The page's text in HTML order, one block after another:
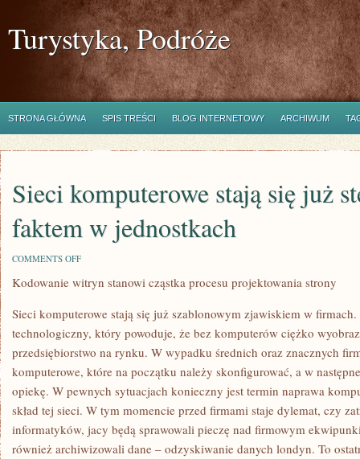
Turystyka, Podróże
STRONA GŁÓWNA SPIS TREŚCI BLOG INTERNETOWY ARCHIWUM
Sieci komputerowe stają się już
faktem w jednostkach
COMMENTS OFFON
KOMPUTEROWE
STAJĄ
JUŻ
STEREOTYPOWYM
FAKTEM
W
JEDNOSTKACH
Kodowanie witryn stanowi cząstka procesu projektowania strony
Sieci komputerowe stają się już szablonowym zjawiskiem w
technologiczny, który powoduje, że bez komputerów ciężko
przedsiębiorstwo na rynku. W wypadku średnich oraz znacznych
komputerowe, które na początku należy skonfigurować, a w
opiekę. W pewnych sytuacjach konieczny jest termin naprawa
skład tej sieci. W tym momencie przed firmami staje dylemat, czy
informatyków, jacy będą sprawowali pieczę nad firmowym
również archiwizowali dane – odzyskiwanie danych londyn. To